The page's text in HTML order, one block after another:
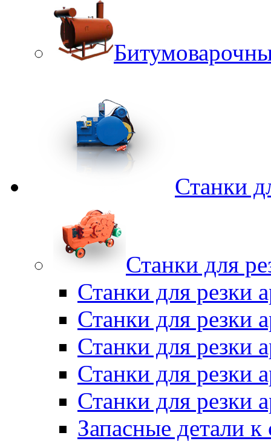
Станки
Станки для
Станки для резки
Станки для резки
Станки для резки
Станки для резки
Станки для резки
Запасные детали к